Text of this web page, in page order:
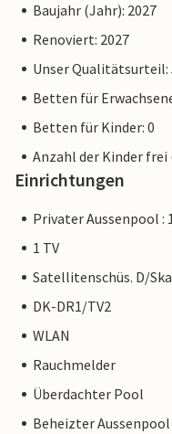
Baujahr (Jahr): 2027
Renoviert: 2027
Unser Qualitätsurteil:
Betten für
Betten für Kinder: 0
Anzahl der Kinder frei
Einrichtungen
Privater Aussenpool :
1 TV
Satellitenschüs. D/
DK-DR1/TV2
WLAN
Rauchmelder
Überdachter Pool
Beheizter Aussenpool